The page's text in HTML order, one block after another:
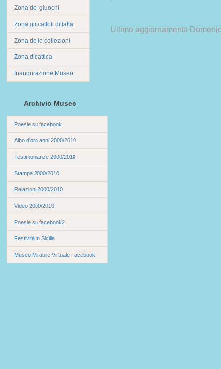
Zona dei giuochi
Zona giocattoli di latta
Zona delle collezioni
Zona didattica
Inaugurazione Museo
Archivio Museo
Poesie su facebook
Albo d'oro anni 2000/2010
Testimonianze 2000/2010
Stampa 2000/2010
Relazioni 2000/2010
Video 2000/2010
Poesie su facebook2
Festività in Sicilia
Museo Mirabile Virtuale Facebook
Ultimo aggiornamento